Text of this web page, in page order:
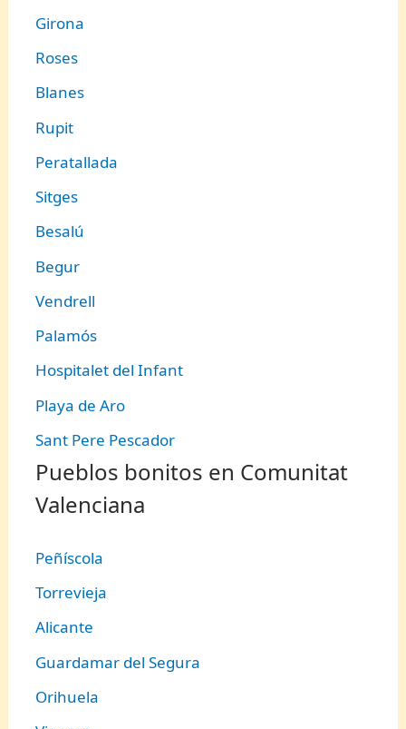
Girona
Roses
Blanes
Rupit
Peratallada
Sitges
Besalú
Begur
Vendrell
Palamós
Hospitalet del Infant
Playa de Aro
Sant Pere Pescador
Pueblos bonitos en Comunitat
Valenciana
Peñíscola
Torrevieja
Alicante
Guardamar del Segura
Orihuela